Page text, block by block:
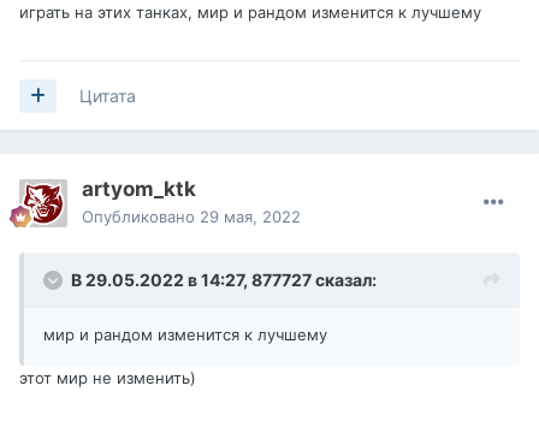
играть на этих танках, мир и рандом изменится к лучшему
Цитата
artyom_ktk
Опубликовано 29 мая, 2022
В 29.05.2022 в 14:27, 877727сказал:
мир и рандом изменится к лучшему
этот мир не изменить)